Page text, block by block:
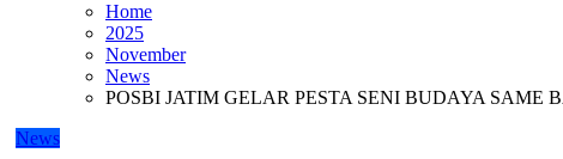
Home
2025
November
News
POSBI JATIM GELAR PESTA SENI BUDAYA SAME
News